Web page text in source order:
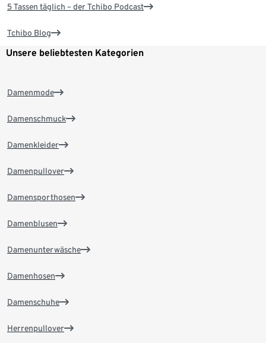
5 Tassen täglich – der Tchibo Podcast
Tchibo Blog
Unsere beliebtesten Kategorien
Damenmode
Damenschmuck
Damenkleider
Damenpullover
Damensporthosen
Damenblusen
Damenunterwäsche
Damenhosen
Damenschuhe
Herrenpullover